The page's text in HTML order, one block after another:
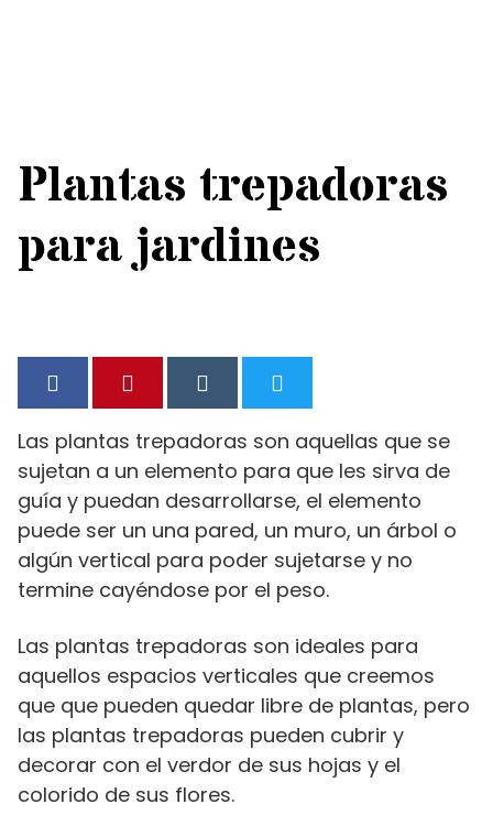
Plantas trepadoras
para jardines
Las plantas trepadoras son aquellas que se
sujetan a un elemento para que les sirva de
guía y puedan desarrollarse, el elemento
puede ser un una pared, un muro, un árbol o
algún vertical para poder sujetarse y no
termine cayéndose por el peso.
Las plantas trepadoras son ideales para
aquellos espacios verticales que creemos
que que pueden quedar libre de plantas, pero
las plantas trepadoras pueden cubrir y
decorar con el verdor de sus hojas y el
colorido de sus flores.